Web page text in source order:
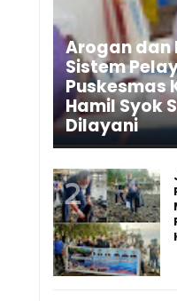
Arogan dan
Sistem
Puskesmas
Hamil Syok
Dilayani